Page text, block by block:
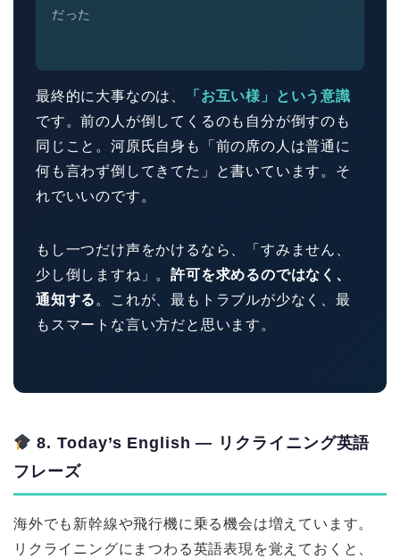
だった
最終的に大事なのは、
「お互い様」という意識
です。前の人が倒してくるのも自分が倒すのも
同じこと。河原氏自身も「前の席の人は普通に
何も言わず倒してきてた」と書いています。そ
れでいいのです。
もし一つだけ声をかけるなら、「すみません、
少し倒しますね」。許可を求めるのではなく、
通知する 。これが、最もトラブルが少なく、最
もスマートな言い方だと思います。
8. Today’s English ― リクライニング英語
フレーズ
海外でも新幹線や飛行機に乗る機会は増えています。
リクライニングにまつわる英語表現を覚えておくと、